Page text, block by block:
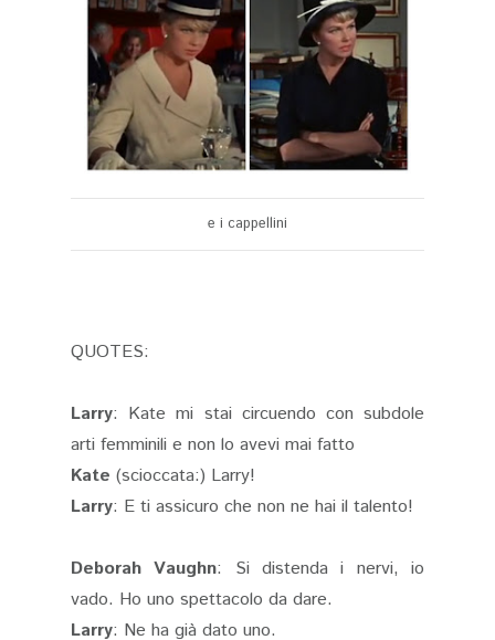
e i cappellini
QUOTES:
Larry: Kate mi stai circuendo con subdole
arti femminili e non lo avevi mai fatto
Kate (scioccata:) Larry!
Larry: E ti assicuro che non ne hai il talento!
Deborah Vaughn: Si distenda i nervi, io
vado. Ho uno spettacolo da dare.
Larry: Ne ha già dato uno.